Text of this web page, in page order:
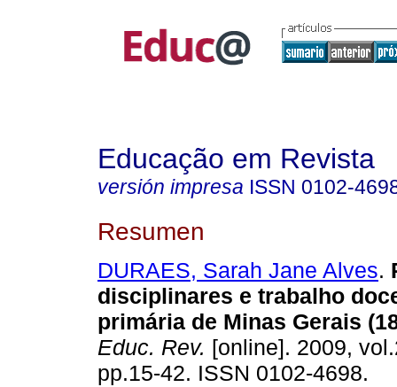
Educação em Revista
versión impresa ISSN 0102-
Resumen
DURAES, Sarah Jane Alves.
disciplinares e trabalho
primária de Minas Gerais
Educ. Rev. [online]. 2009,
pp.15-42. ISSN 0102-4698.